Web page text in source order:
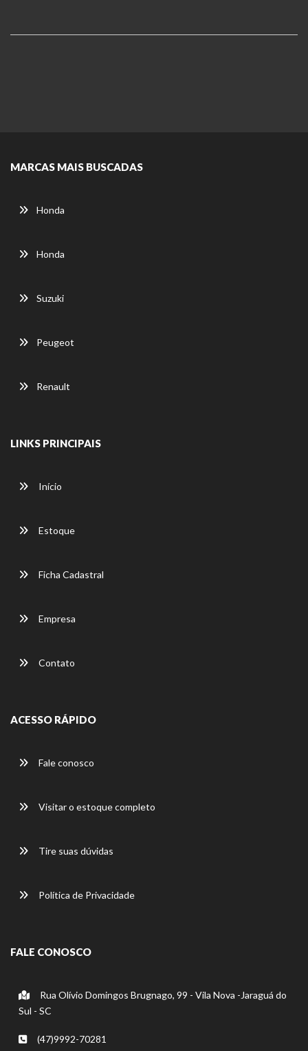
MARCAS MAIS BUSCADAS
Honda
Honda
Suzuki
Peugeot
Renault
LINKS PRINCIPAIS
Início
Estoque
Ficha Cadastral
Empresa
Contato
ACESSO RÁPIDO
Fale conosco
Visitar o estoque completo
Tire suas dúvidas
Política de Privacidade
FALE CONOSCO
Rua Olívio Domingos Brugnago, 99 - Vila Nova -Jaraguá do
Sul - SC
(47)9992-70281